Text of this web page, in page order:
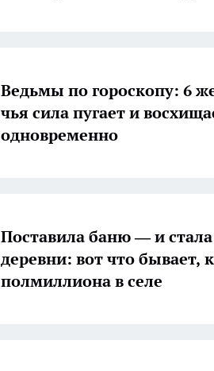
Ведьмы по гороскопу: 6
чья сила пугает и
одновременно
Поставила баню — и
деревни: вот что бывает,
полмиллиона в селе